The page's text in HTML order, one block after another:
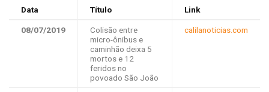
Data Título Link
08/07/2019
Colisão entre
micro-ônibus e
caminhão deixa 5
mortos e 12
feridos no
povoado São João
calilanoticias.com